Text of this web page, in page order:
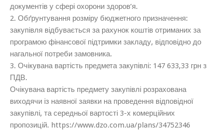
документів у сфері охорони здоров’я.
2. Обґрунтування розміру бюджетного призначення:
закупівля відбувається за рахунок коштів отриманих за
програмою фінансової підтримки закладу, відповідно до
нагальної потреби замовника.
3. Очікувана вартість предмета закупівлі: 147 633,33 грн з
ПДВ.
Очікувана вартість предмету закупівлі розрахована
виходячи із наявної заявки на проведення відповідної
закупівлі, та середньої вартості 3-х комерційних
пропозицій. https://www.dzo.com.ua/plans/34752346